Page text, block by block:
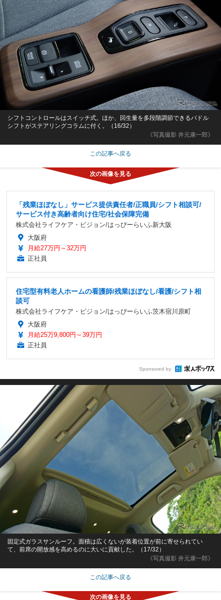
《写真撮影 井元康一郎》
シフトコントロールはスイッチ式。ほか、回生量を多段階調節できるパドル
シフトがステアリングコラムに付く。（16/32）
この記事へ戻る
「残業ほぼなし」サービス提供責任者/正職員/シフト相談可/
サービス付き高齢者向け住宅/社会保障完備
株式会社ライフケア・ビジョン/はっぴーらいふ新大阪
大阪府
月給27万円～32万円
正社員
住宅型有料老人ホームの看護師/残業ほぼなし/看護/シフト相
談可
株式会社ライフケア・ビジョン/はっぴーらいふ茨木宿川原町
大阪府
月給25万9,800円～39万円
正社員
Sponsored by
《写真撮影 井元康一郎》
固定式ガラスサンルーフ。面積は広くないが装着位置が前に寄せられてい
て、前席の開放感を高めるのに大いに貢献した。（17/32）
この記事へ戻る